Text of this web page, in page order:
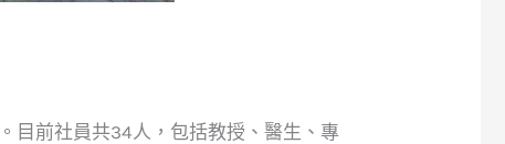
目前社員共34人，包括教授、醫生、專